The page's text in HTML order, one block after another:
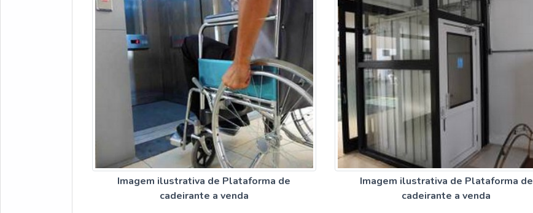
Imagem ilustrativa de Plataforma de
cadeirante a venda
Imagem ilustrativa de Plataforma de
cadeirante a venda